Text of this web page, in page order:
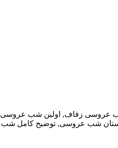
عروسی زفاف, اولین شب
شب عروسی, توضیح کامل